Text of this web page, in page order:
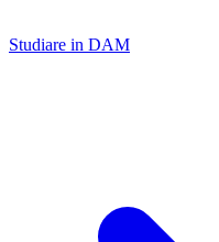
Studiare in DAM